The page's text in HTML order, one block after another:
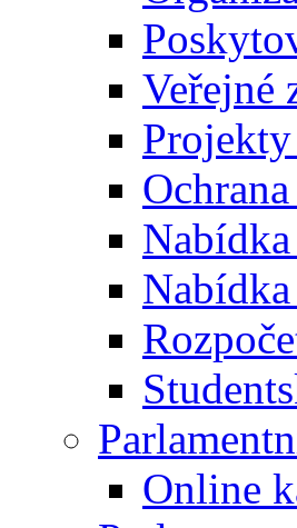
Veřejné
Online